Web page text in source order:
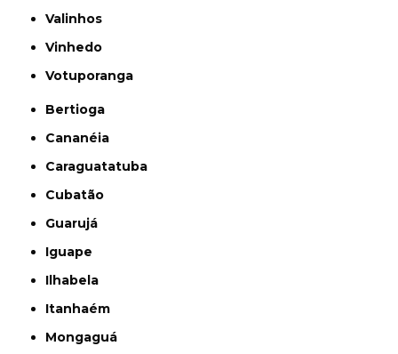
Valinhos
Vinhedo
Votuporanga
Bertioga
Cananéia
Caraguatatuba
Cubatão
Guarujá
Iguape
Ilhabela
Itanhaém
Mongaguá